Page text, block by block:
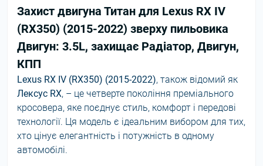
Захист двигуна Титан для Lexus RX IV
(RX350) (2015-2022) зверху пильовика
Двигун: 3.5L, захищає Радіатор, Двигун,
КПП
Lexus RX IV (RX350) (2015-2022), також відомий як
Лексус RX, – це четверте покоління преміального
кросовера, яке поєднує стиль, комфорт і передові
технології. Ця модель є ідеальним вибором для тих,
хто цінує елегантність і потужність в одному
автомобілі.